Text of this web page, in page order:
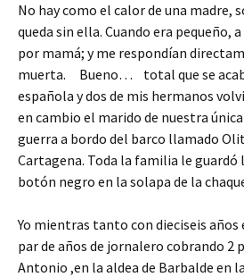
b
o
o
k
tt
er
m
p
ar
tir
No hay como el calor de una madre,
queda sin ella. Cuando era pequeño,
por mamá; y me respondían
muerta. Bueno… total que se
española y dos de mis hermanos
en cambio el marido de nuestra
guerra a bordo del barco llamado
Cartagena. Toda la familia le guardó
botón negro en la solapa de la
Yo mientras tanto con dieciseis
par de años de jornalero cobrando 2
Antonio ,en la aldea de Barbalde en